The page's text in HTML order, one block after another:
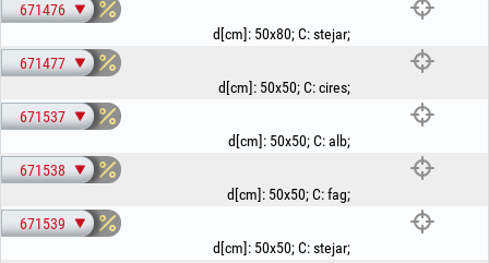
671476
d[cm]: 50x80;C:stejar;
671477
d[cm]: 50x50;C:cires;
671537
d[cm]: 50x50;C:alb;
671538
d[cm]: 50x50;C:fag;
671539
d[cm]: 50x50;C:stejar;